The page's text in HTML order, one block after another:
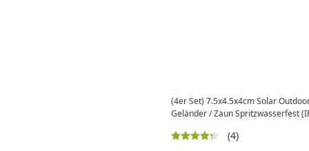
(4er Set) 7.5x4.5x4cm Solar
Geländer / Zaun Spritzwasserfest
(4)